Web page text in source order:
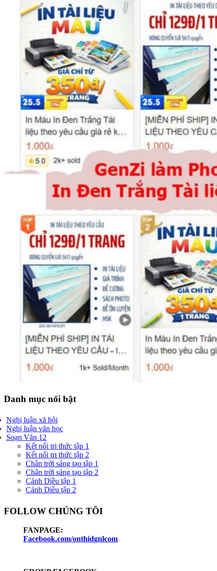
Danh mục nổi bật
Nghị luận xã hội
Nghị luận văn học
Soạn Văn 12
Kết nối tri thức tập 1
Kết nối tri thức tập 2
Chân trời sáng tạo tập 1
Chân trời sáng tạo tập 2
Cánh Diều tập 1
Cánh Diều tập 2
FOLLOW CHÚNG TÔI
FANPAGE:
Facebook.com/onthidgnlcom